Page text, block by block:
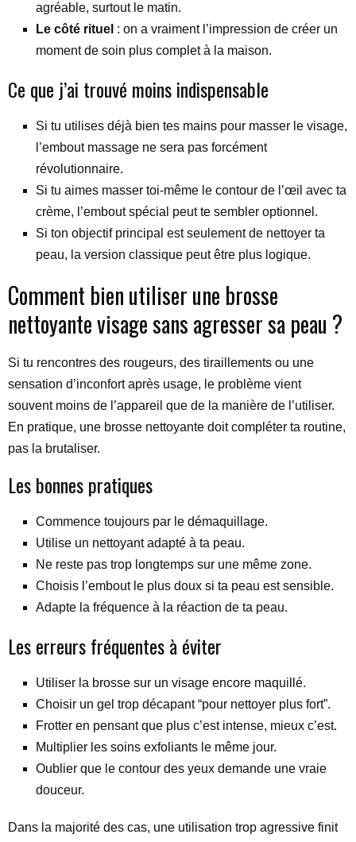
agréable, surtout le matin.
Le côté rituel : on a vraiment l’impression de créer un
moment de soin plus complet à la maison.
Ce que j’ai trouvé moins indispensable
Si tu utilises déjà bien tes mains pour masser le visage,
l’embout massage ne sera pas forcément
révolutionnaire.
Si tu aimes masser toi-même le contour de l’œil avec ta
crème, l’embout spécial peut te sembler optionnel.
Si ton objectif principal est seulement de nettoyer ta
peau, la version classique peut être plus logique.
Comment bien utiliser une brosse
nettoyante visage sans agresser sa peau ?
Si tu rencontres des rougeurs, des tiraillements ou une
sensation d’inconfort après usage, le problème vient
souvent moins de l’appareil que de la manière de l’utiliser.
En pratique, une brosse nettoyante doit compléter ta routine,
pas la brutaliser.
Les bonnes pratiques
Commence toujours par le démaquillage.
Utilise un nettoyant adapté à ta peau.
Ne reste pas trop longtemps sur une même zone.
Choisis l’embout le plus doux si ta peau est sensible.
Adapte la fréquence à la réaction de ta peau.
Les erreurs fréquentes à éviter
Utiliser la brosse sur un visage encore maquillé.
Choisir un gel trop décapant “pour nettoyer plus fort”.
Frotter en pensant que plus c’est intense, mieux c’est.
Multiplier les soins exfoliants le même jour.
Oublier que le contour des yeux demande une vraie
douceur.
Dans la majorité des cas, une utilisation trop agressive finit